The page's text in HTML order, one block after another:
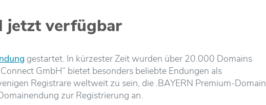
jetzt verfügbar
gestartet. In kürzester Zeit wurden über 20.000 Domains
GmbH“ bietet besonders beliebte Endungen als
Registrare weltweit zu sein, die .BAYERN Premium-Domain
zur Registrierung an.